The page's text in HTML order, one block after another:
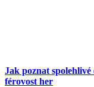
Jak poznat spolehlivé
férovost her